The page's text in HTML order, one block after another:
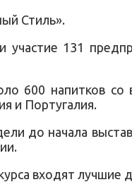
Стиль».
участие 131
600 напитков
и Португалия.
до начала
входят лучшие